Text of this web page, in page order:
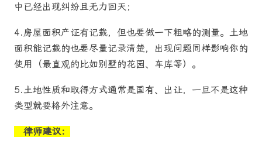
中已经出现纠纷且无力回天；
4.房屋面积产证有记载，但也要做一下粗略的测量。土地
面积能记载的也要尽量记录清楚，出现问题同样影响你的
使用（最直观的比如别墅的花园、车库等）。
5.土地性质和取得方式通常是国有、出让，一旦不是这种
类型就要格外注意。
律师建议：